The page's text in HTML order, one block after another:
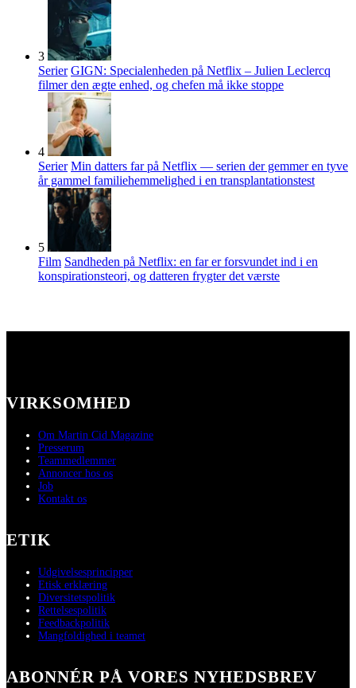
3
Serier GIGN: Specialenheden på Netflix – Julien Leclercq
filmer den ægte enhed, og chefen må ikke stoppe
4
Serier Min datters far på Netflix — serien der gemmer en tyve
år gammel familiehemmelighed i en transplantationstest
5
Film Sandheden på Netflix: en far er forsvundet ind i en
konspirationsteori, og datteren frygter det værste
VIRKSOMHED
Om Martin Cid Magazine
Presserum
Teammedlemmer
Annoncer hos os
Job
Kontakt os
ETIK
Udgivelsesprincipper
Etisk erklæring
Diversitetspolitik
Rettelsespolitik
Feedbackpolitik
Mangfoldighed i teamet
ABONNÉR PÅ VORES NYHEDSBREV